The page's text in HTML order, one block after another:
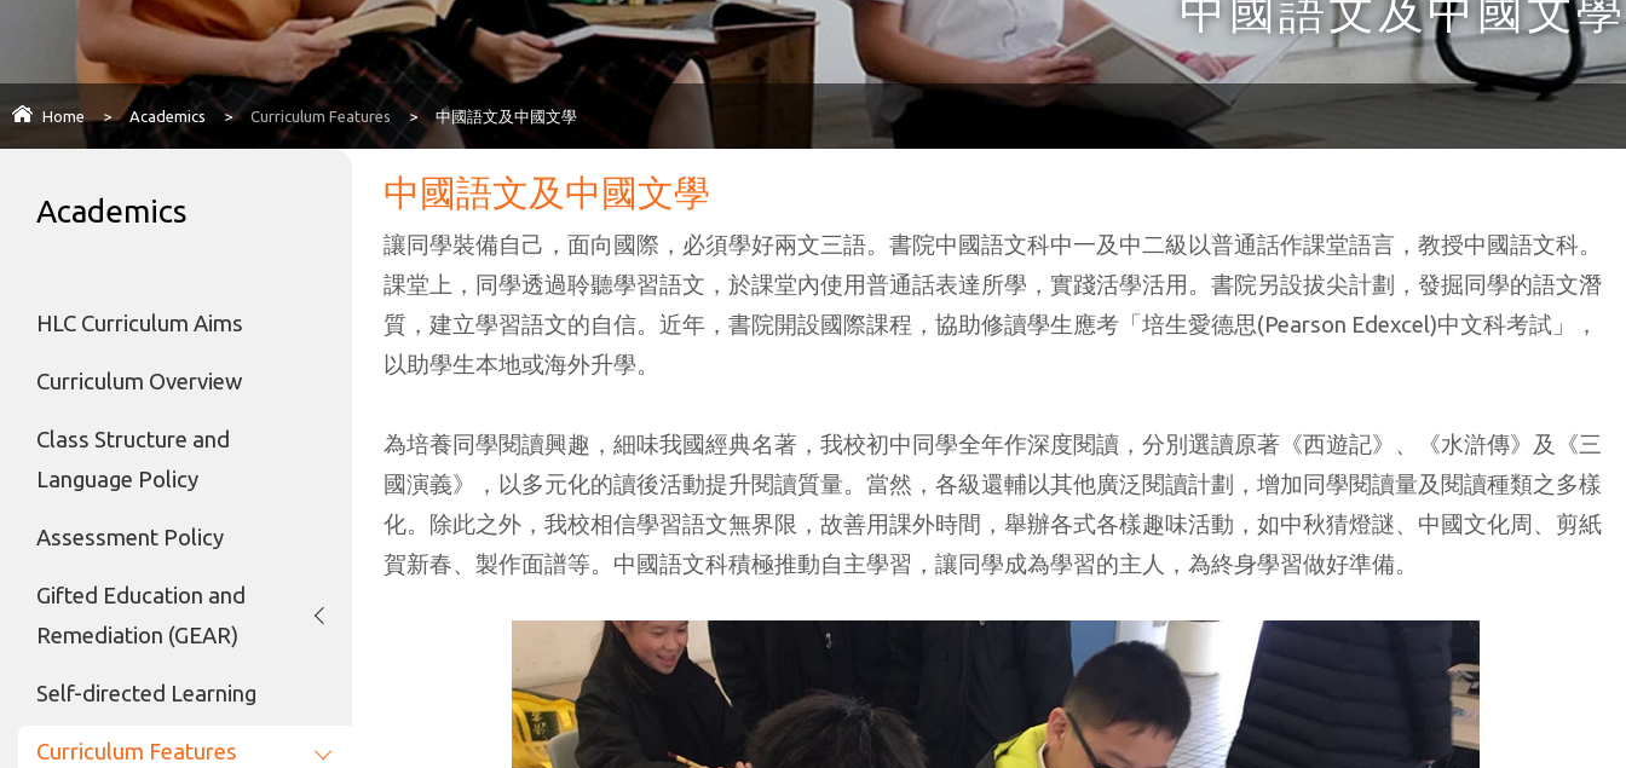
中國語文及中國文學
Home > Academics > Curriculum Features > 中國語文及中國文學
中國語文及中國文學
讓同學裝備自己，面向國際，必須學好兩文三語。書院中國語文科中一及中二級以普通話作課堂語言，教授中國語文科。
課堂上，同學透過聆聽學習語文，於課堂內使用普通話表達所學，實踐活學活用。書院另設拔尖計劃，發掘同學的語文潛
質，建立學習語文的自信。近年，書院開設國際課程，協助修讀學生應考「培生愛德思(Pearson Edexcel)中文科考試」，
以助學生本地或海外升學。
為培養同學閱讀興趣，細味我國經典名著，我校初中同學全年作深度閱讀，分別選讀原著《西遊記》、《水滸傳》及《三
國演義》，以多元化的讀後活動提升閱讀質量。當然，各級還輔以其他廣泛閱讀計劃，增加同學閱讀量及閱讀種類之多樣
化。除此之外，我校相信學習語文無界限，故善用課外時間，舉辦各式各樣趣味活動，如中秋猜燈謎、中國文化周、剪紙
賀新春、製作面譜等。中國語文科積極推動自主學習，讓同學成為學習的主人，為終身學習做好準備。
Academics
HLC Curriculum Aims
Curriculum Overview
Class Structure and
Language Policy
Assessment Policy
Gifted Education and
Remediation (GEAR)
Self-directed Learning
Curriculum Features